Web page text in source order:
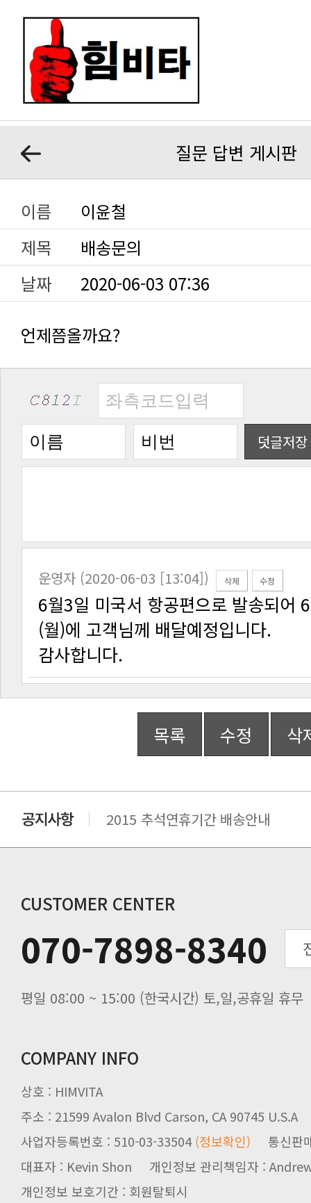
질문 답변 게시판
이름
이윤철
제목
배송문의
날짜
2020-06-03 07:36
언제쯤올까요?
덧글저장
운영자 (2020-06-03 [13:04]) 삭제 수정
(월)에 고객님께 배달예정입니다.
감사합니다.
목록 수정 삭
2015 추석연휴기간 배송안내
추수감사절 배송안내
추석기간 배송안내
노동절(9월3일) 배송업무 안내
입금 고객님을 찾습니다.
CUSTOMER CENTER
070-7898-8340
평일 08:00 ~ 15:00 (한국시간) 토,일,공휴일 휴무
COMPANY INFO
상호 : HIMVITA
주소 : 21599 Avalon Blvd Carson, CA 90745 U.S.A
사업자등록번호 : 510-03-33504(정보확인) 통신판
대표자 : Kevin Shon 개인정보 관리책임자 :
개인정보 보호기간 : 회원탈퇴시